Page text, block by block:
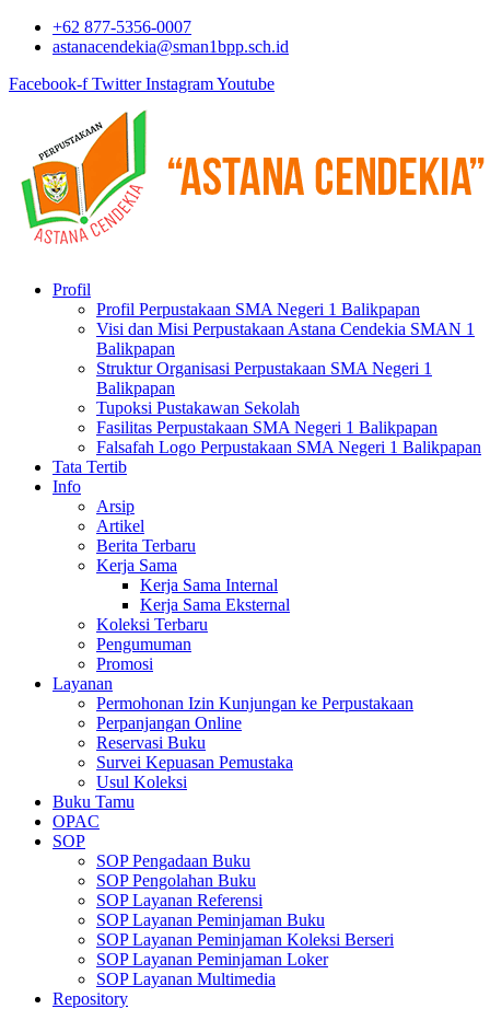
+62 877-5356-0007
astanacendekia@sman1bpp.sch.id
Facebook-f Twitter InstagramYoutube
Profil
Profil Perpustakaan SMA Negeri 1 Balikpapan
Visi dan Misi Perpustakaan Astana Cendekia SMAN 1
Balikpapan
Struktur Organisasi Perpustakaan SMA Negeri 1
Balikpapan
Tupoksi Pustakawan Sekolah
Fasilitas Perpustakaan SMA Negeri 1 Balikpapan
Falsafah Logo Perpustakaan SMA Negeri 1 Balikpapan
Tata Tertib
Info
Arsip
Artikel
Berita Terbaru
Kerja Sama
Kerja Sama Internal
Kerja Sama Eksternal
Koleksi Terbaru
Pengumuman
Promosi
Layanan
Permohonan Izin Kunjungan ke Perpustakaan
Perpanjangan Online
Reservasi Buku
Survei Kepuasan Pemustaka
Usul Koleksi
Buku Tamu
OPAC
SOP
SOP Pengadaan Buku
SOP Pengolahan Buku
SOP Layanan Referensi
SOP Layanan Peminjaman Buku
SOP Layanan Peminjaman Koleksi Berseri
SOP Layanan Peminjaman Loker
SOP Layanan Multimedia
Repository